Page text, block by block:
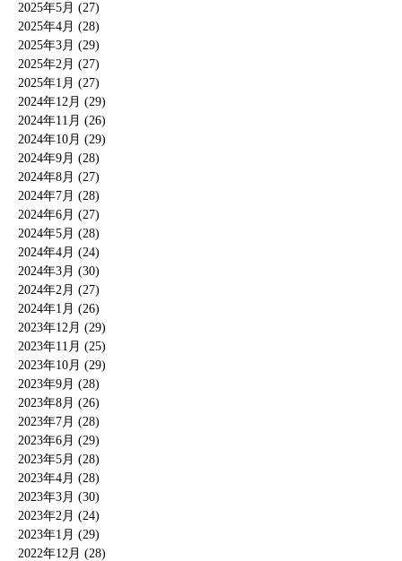
2025年5月 (27)
2025年4月 (28)
2025年3月 (29)
2025年2月 (27)
2025年1月 (27)
2024年12月 (29)
2024年11月 (26)
2024年10月 (29)
2024年9月 (28)
2024年8月 (27)
2024年7月 (28)
2024年6月 (27)
2024年5月 (28)
2024年4月 (24)
2024年3月 (30)
2024年2月 (27)
2024年1月 (26)
2023年12月 (29)
2023年11月 (25)
2023年10月 (29)
2023年9月 (28)
2023年8月 (26)
2023年7月 (28)
2023年6月 (29)
2023年5月 (28)
2023年4月 (28)
2023年3月 (30)
2023年2月 (24)
2023年1月 (29)
2022年12月 (28)